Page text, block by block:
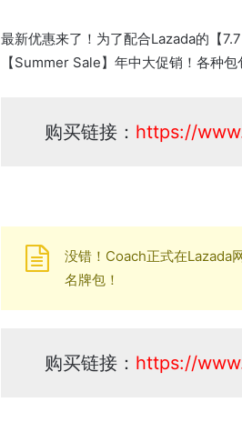
最新优惠来了！为了配合Lazada的【
【Summer Sale】年中大促销！各种
购买链接： https://
没错！Coach正式在Lazada
名牌包！
购买链接： https://